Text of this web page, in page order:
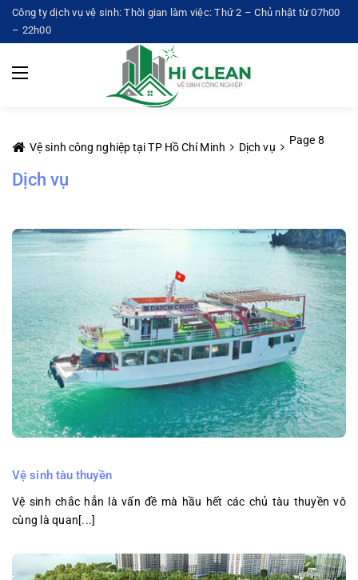
Công ty dịch vụ vệ sinh: Thời gian làm việc: Thứ 2 – Chủ nhật từ 07h00
– 22h00
Vệ sinh công nghiệp tại TP Hồ Chí Minh Dịch vụ
Page 8
Dịch vụ
Vệ sinh tàu thuyền
Vệ sinh chắc hẳn là vấn đề mà hầu hết các chủ tàu thuyền vô
cùng là quan[...]